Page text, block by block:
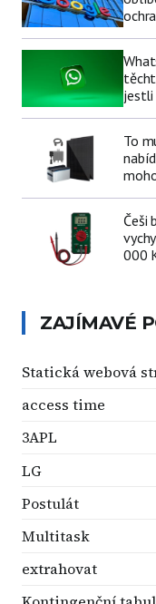
jestli
To
Češi
000
ZAJÍMAVÉ
Statická webová
access time
3APL
LG
Postulát
Multitask
extrahovat